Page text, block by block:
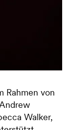
Rahmen von
Walker,